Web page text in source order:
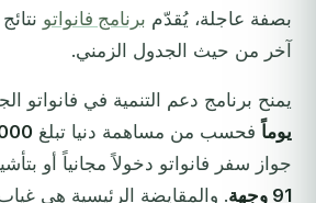
بصفة عاجلة، يُقدّم برنامج فانواتو
آخر من حيث الجدول الزمني.
يمنح برنامج دعم التنمية في فانواتو
يوماً فحسب من مساهمة دنيا تبلغ
جواز سفر فانواتو دخولاً مجانياً أو
91 وجهة
. والمقايضة الرئيسية هي